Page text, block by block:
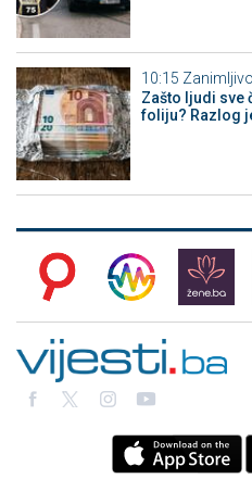
10:15
Zašto ljudi sve
foliju? Razlog